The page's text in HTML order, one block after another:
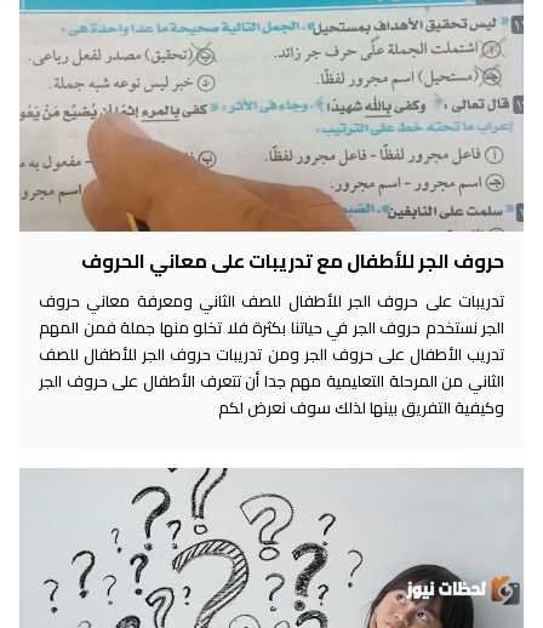
حروف الجر للأطفال مع تدريبات على معاني الحروف
تدريبات على حروف الجر للأطفال للصف الثاني ومعرفة معاني حروف
الجر نستخدم حروف الجر في حياتنا بكثرة فلا تخلو منها جملة فمن المهم
تدريب الأطفال على حروف الجر ومن تدريبات حروف الجر للأطفال للصف
الثاني من المرحلة التعليمية مهم جدا أن تتعرف الأطفال على حروف الجر
وكيفية التفريق بينها لذلك سوف نعرض لكم